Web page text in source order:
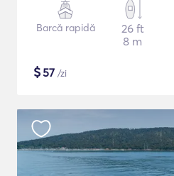
Barcă rapidă
26 ft
8 m
$57 /zi